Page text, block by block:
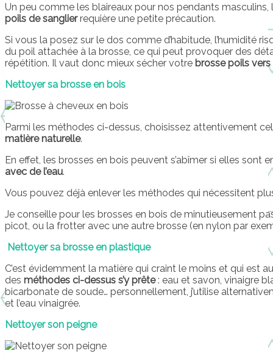
Un peu comme les blaireaux pour nos pendants masculins,
poils de sanglierrequière une petite précaution.
Si vous la posez sur le dos comme d’habitude, l’humidité
du poil attachée à la brosse, ce qui peut provoquer des
répétition. Il vaut donc mieux sécher votre brosse poils vers
Nettoyer sa brosse en bois
Parmi les méthodes ci-dessus, choisissez attentivement
matière naturelle.
En effet, les brosses en bois peuvent s’abîmer si elles sont
avec de l’eau.
Vous pouvez déjà enlever les méthodes qui nécessitent
Je conseille pour les brosses en bois de minutieusement
picot, ou la frotter avec une autre brosse (en nylon par
Nettoyer sa brosse en plastique
C’est évidemment la matière qui craint le moins et qui est
des méthodes ci-dessus s’y prête: eau et savon, vinaigre
bicarbonate de soude… personnellement, j’utilise
et l’eau vinaigrée.
Nettoyer son peigne